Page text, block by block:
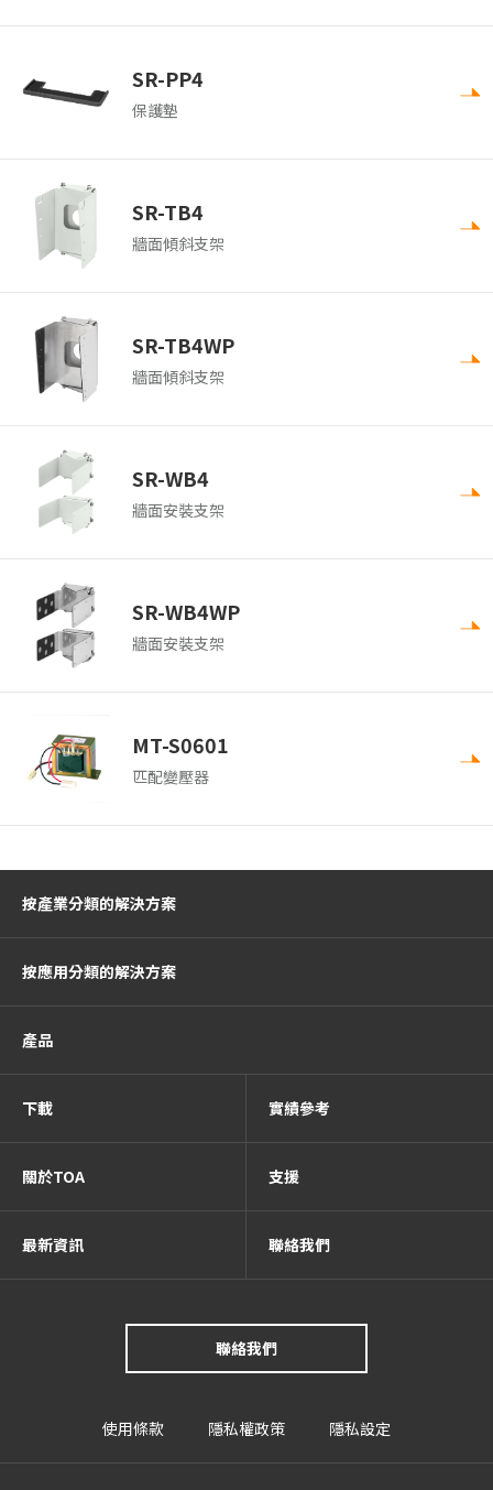
SR-PP4
保護墊
SR-TB4
牆面傾斜支架
SR-TB4WP
牆面傾斜支架
SR-WB4
牆面安裝支架
SR-WB4WP
牆面安裝支架
MT-S0601
匹配變壓器
按產業分類的解決方案
按應用分類的解決方案
產品
下載 實績參考
關於TOA 支援
最新資訊 聯絡我們
聯絡我們
使用條款 隱私權政策 隱私設定